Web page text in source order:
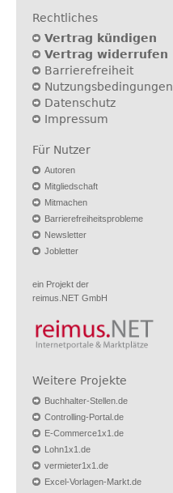
Rechtliches
Vertrag kündigen
Vertrag widerrufen
Barrierefreiheit
Nutzungsbedingungen
Datenschutz
Impressum
Für Nutzer
Autoren
Mitgliedschaft
Mitmachen
Barrierefreiheitsprobleme
Newsletter
Jobletter
ein Projekt der
reimus.NET GmbH
Weitere Projekte
Buchhalter-Stellen.de
Controlling-Portal.de
E-Commerce1x1.de
Lohn1x1.de
vermieter1x1.de
Excel-Vorlagen-Markt.de